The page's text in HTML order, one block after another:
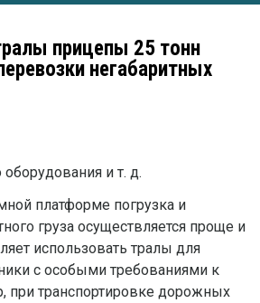
прицепы 25 тонн
негабаритных
и т. д.
платформе погрузка и
груза осуществляется проще и
использовать тралы для
с особыми требованиями к
при транспортировке дорожных